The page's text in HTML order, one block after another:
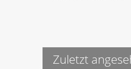
Zuletzt